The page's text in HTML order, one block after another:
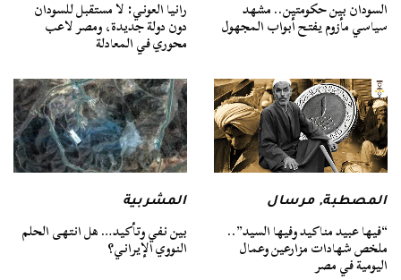
السودان بين حكومتين.. مشهد
سياسي مأزوم يفتح أبواب المجهول
رانيا العوني: لا مستقبل للسودان
دون دولة جديدة، ومصر لاعب
محوري في المعادلة
المصطبة,مرسال
“فيها عبيد مناكيد وفيها السيد”..
ملخص شهادات مزارعين وعمال
اليومية في مصر
المشربية
بين نفي وتأكيد… هل انتهى الحلم
النووي الإيراني؟